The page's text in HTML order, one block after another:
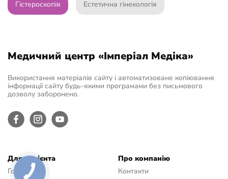
Гістероскопія Естетична гінекологія
Медичний центр «Імперіал Медіка»
Використання матеріалів сайту і автоматизоване копіювання
інформації сайту будь-якими програмами без письмового
дозволу заборонено.
Для пацієнта
Головна
Про компанію
Контакти